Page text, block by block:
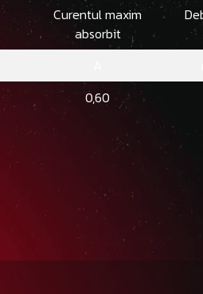
Curentul maxim
absorbit
0,60